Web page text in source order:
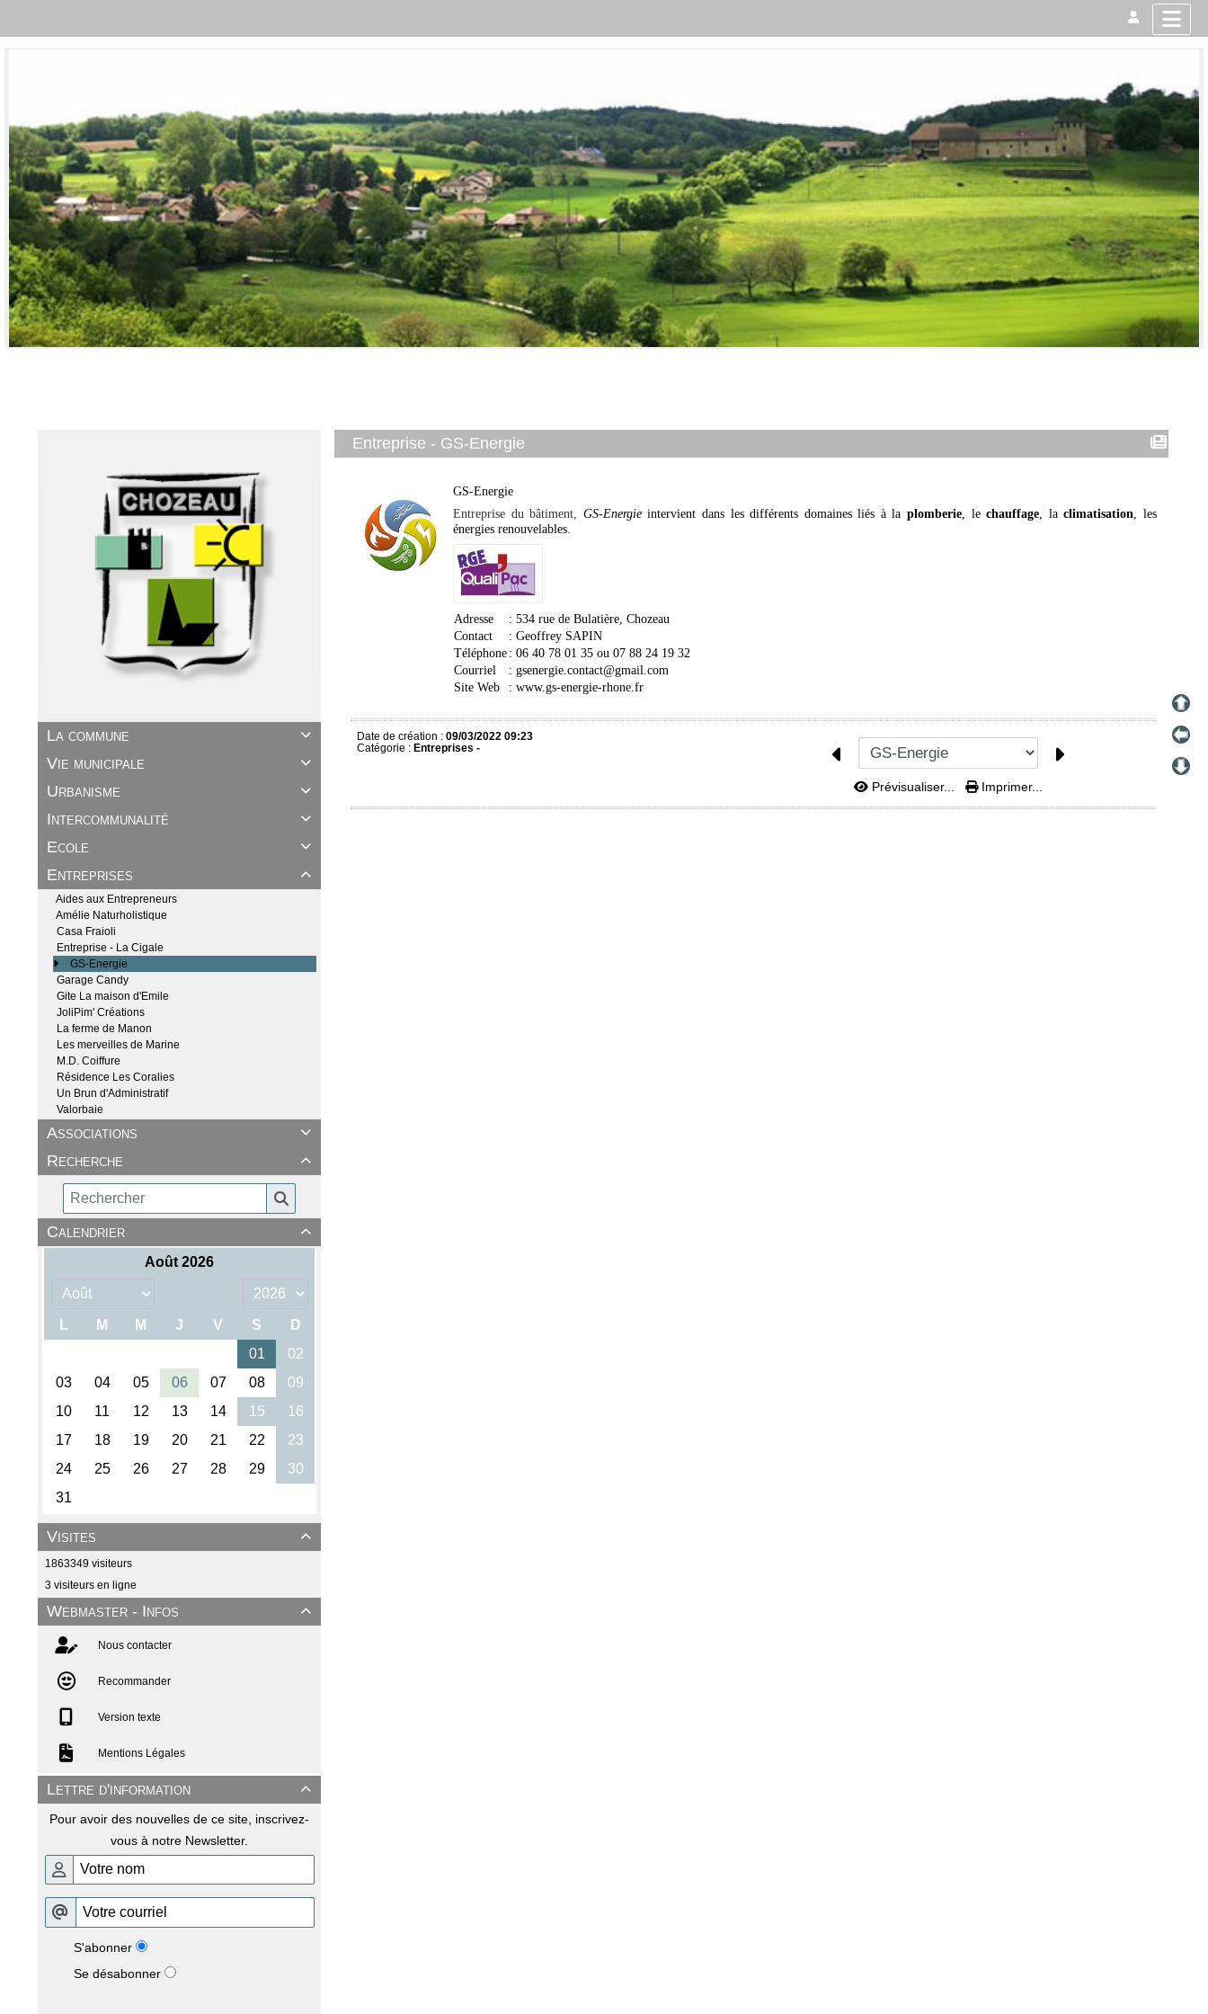

La commune

Vie municipale

Urbanisme

Intercommunalité

Ecole

Entreprises
Aides aux Entrepreneurs
Amélie Naturholistique
Casa Fraioli
Entreprise - La Cigale
GS-Energie
Garage Candy
Gite La maison d'Emile
JoliPim' Créations
La ferme de Manon
Les merveilles de Marine
M.D. Coiffure
Résidence Les Coralies
Un Brun d'Administratif
Valorbaie

Associations

Recherche

Calendrier

Visites
1863349 visiteurs
3 visiteurs en ligne

Webmaster - Infos
Nous contacter
Recommander
Version texte
Mentions Légales

Lettre d'information
Pour avoir des nouvelles de ce site, inscrivez-
vous à notre Newsletter.
S'abonner
Se désabonner
Entreprise - GS-Energie
GS-Energie
Entreprise du bâtiment, GS-Energieintervient dans les différents domaines liés à laplomberie, lechauffage, laclimatisation, les
énergies renouvelables.
Adresse
: 534 rue de Bulatière, Chozeau
Contact
: Geoffrey SAPIN
Téléphone : 06 40 78 01 35 ou 07 88 24 19 32
Courriel
: gsenergie.contact@gmail.com
Site Web
: www.gs-energie-rhone.fr
Date de création : 09/03/2022 09:23
Catégorie : Entreprises -
Prévisualiser... Imprimer...